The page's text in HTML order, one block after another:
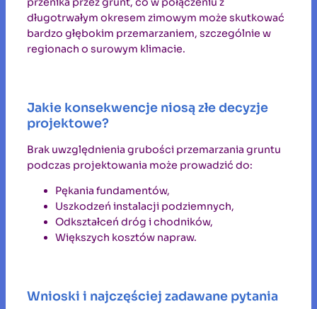
długotrwałym okresem zimowym może skutkować
bardzo głębokim przemarzaniem, szczególnie w
regionach o surowym klimacie.
Jakie konsekwencje niosą złe decyzje
projektowe?
Brak uwzględnienia grubości przemarzania gruntu
podczas projektowania może prowadzić do:
Pękania fundamentów,
Uszkodzeń instalacji podziemnych,
Odkształceń dróg i chodników,
Większych kosztów napraw.
Wnioski i najczęściej zadawane pytania